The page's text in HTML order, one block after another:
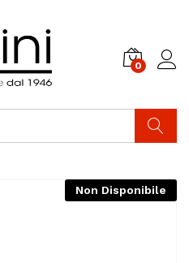
0
Non Disponibile